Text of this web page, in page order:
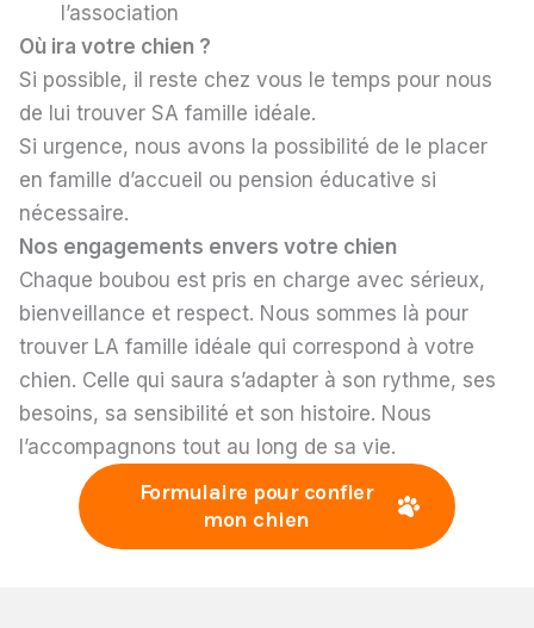
l’association
Où ira votre chien ?
Si possible, il reste chez vous le temps pour nous
de lui trouver SA famille idéale.
Si urgence, nous avons la possibilité de le placer
en famille d’accueil ou pension éducative si
nécessaire.
Nos engagements envers votre chien
Chaque boubou est pris en charge avec sérieux,
bienveillance et respect. Nous sommes là pour
trouver LA famille idéale qui correspond à votre
chien. Celle qui saura s’adapter à son rythme, ses
besoins, sa sensibilité et son histoire. Nous
l’accompagnons tout au long de sa vie.
Formulaire pour confier
mon chien